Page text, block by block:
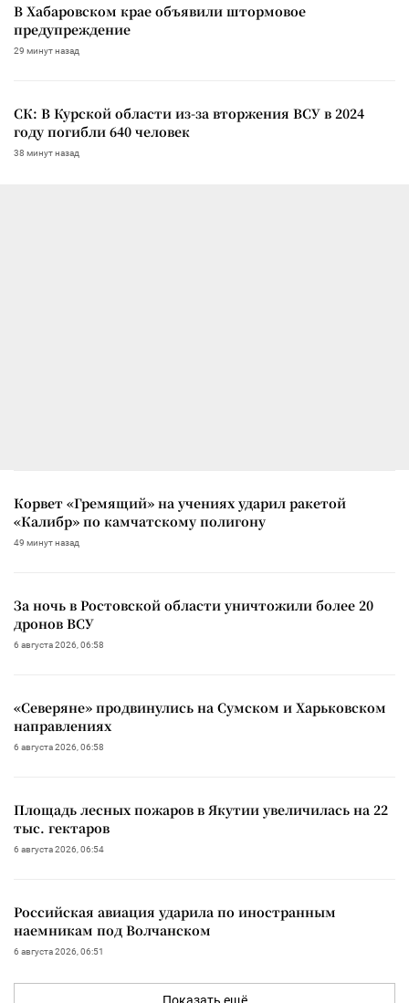
В Хабаровском крае объявили штормовое
предупреждение
29 минут назад
СК: В Курской области из-за вторжения ВСУ в 2024
году погибли 640 человек
38 минут назад
Корвет «Гремящий» на учениях ударил ракетой
«Калибр» по камчатскому полигону
49 минут назад
За ночь в Ростовской области уничтожили более 20
дронов ВСУ
6 августа 2026, 06:58
«Северяне» продвинулись на Сумском и Харьковском
направлениях
6 августа 2026, 06:58
Площадь лесных пожаров в Якутии увеличилась на 22
тыс. гектаров
6 августа 2026, 06:54
Российская авиация ударила по иностранным
наемникам под Волчанском
6 августа 2026, 06:51
Показать ещё